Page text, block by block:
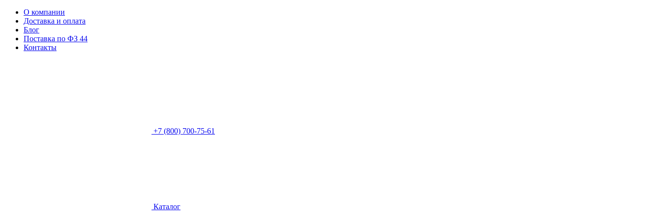
О компании
Доставка и оплата
Блог
Поставка по ФЗ 44
Контакты
+7 (800) 700-75-61
Каталог